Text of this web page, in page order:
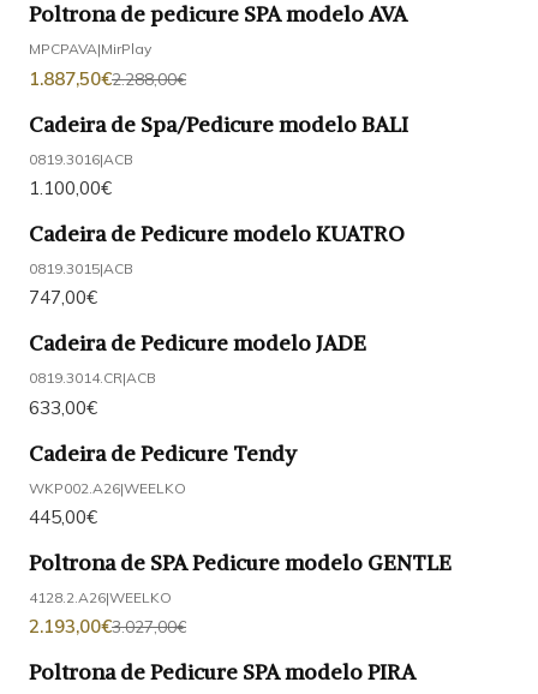
-18%DESCONTO
Poltrona de pedicure SPA modelo AVA
MPCPAVA|MirPlay
1.887,50€2.288,00€
Cadeira de Spa/Pedicure modelo BALI
0819.3016|ACB
1.100,00€
Cadeira de Pedicure modelo KUATRO
0819.3015|ACB
747,00€
Cadeira de Pedicure modelo JADE
0819.3014.CR|ACB
633,00€
Cadeira de Pedicure Tendy
WKP002.A26|WEELKO
445,00€
-28%DESCONTO
Poltrona de SPA Pedicure modelo GENTLE
4128.2.A26|WEELKO
2.193,00€3.027,00€
Poltrona de Pedicure SPA modelo PIRA